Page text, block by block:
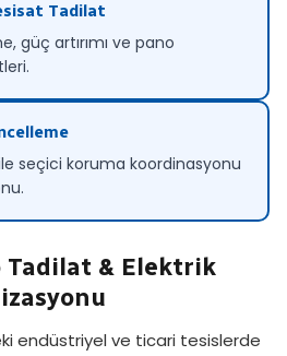
Tadilat
güç artırımı ve pano
seçici koruma koordinasyonu
Tadilat & Elektrik
endüstriyel ve ticari tesislerde